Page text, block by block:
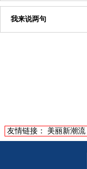
我来说两句
友情链接： 美丽新潮流